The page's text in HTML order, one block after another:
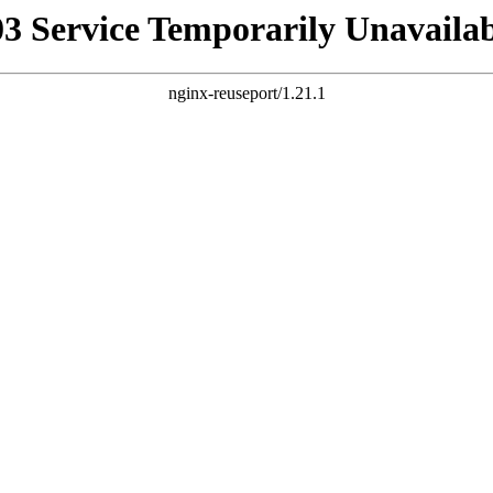
Service Temporarily
nginx-reuseport/1.21.1